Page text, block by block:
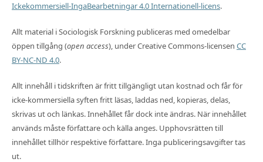
Ickekommersiell-IngaBearbetningar 4.0 Internationell-licens.
Allt material i Sociologisk Forskning publiceras med omedelbar
öppen tillgång (open access), under Creative Commons-licensen CC
BY-NC-ND 4.0.
Allt innehåll i tidskriften är fritt tillgängligt utan kostnad och får för
icke-kommersiella syften fritt läsas, laddas ned, kopieras, delas,
skrivas ut och länkas. Innehållet får dock inte ändras. När innehållet
används måste författare och källa anges. Upphovsrätten till
innehållet tillhör respektive författare. Inga publiceringsavgifter tas
ut.